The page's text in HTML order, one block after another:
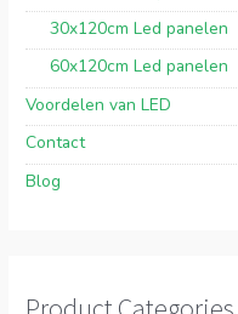
30x120cm Led panelen
60x120cm Led panelen
Voordelen van LED
Contact
Blog